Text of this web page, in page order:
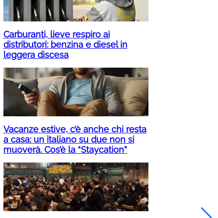
Carburanti, lieve respiro ai
distributori: benzina e diesel in
leggera discesa
Vacanze estive, c’è anche chi resta
a casa: un italiano su due non si
muoverà. Cos’è la “Staycation”